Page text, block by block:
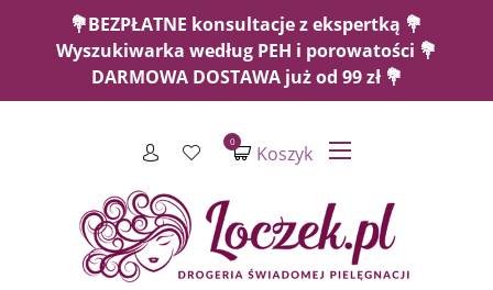
💐BEZPŁATNE konsultacje z ekspertką 💐
Wyszukiwarka według PEH i porowatości 💐
DARMOWA DOSTAWA już od 99 zł 💐
Koszyk
0